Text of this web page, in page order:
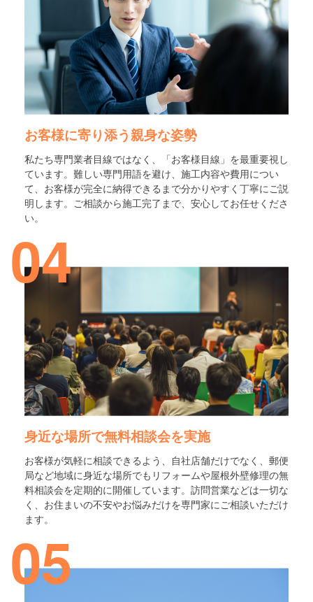
お客様に寄り添う親身な姿勢
私たち専門業者目線ではなく、「お客様目線」を最重要視し
ています。難しい専門用語を避け、施工内容や費用につい
て、お客様が完全に納得できるまで分かりやすく丁寧にご説
明します。ご相談から施工完了まで、安心してお任せくださ
い。
04
身近な場所で無料相談会を実施
お客様が気軽に相談できるよう、自社店舗だけでなく、郵便
局など地域に身近な場所でもリフォームや屋根外壁修理の無
料相談会を定期的に開催しています。訪問営業などは一切な
く、お住まいの不安やお悩みだけを専門家にご相談いただけ
ます。
05